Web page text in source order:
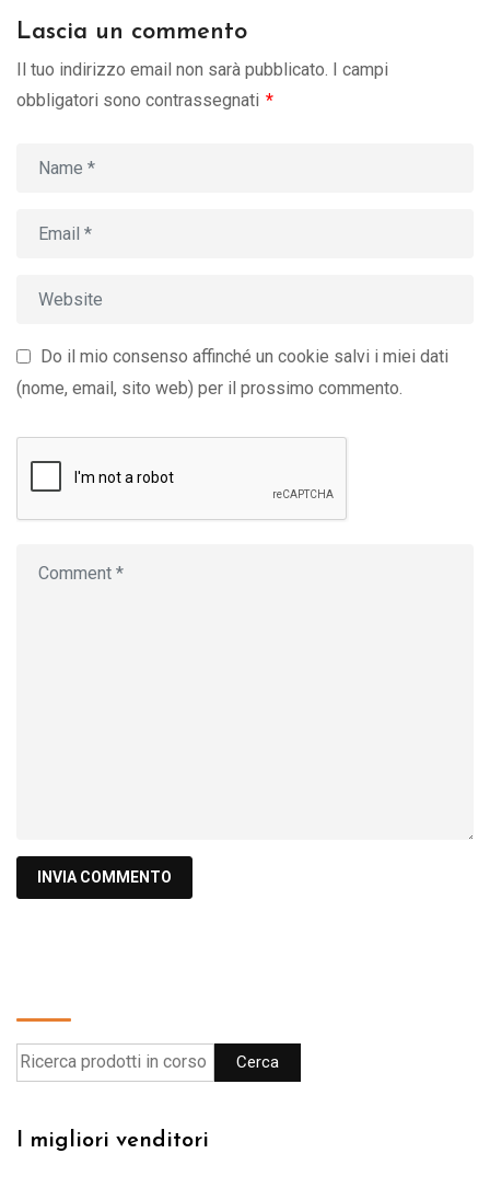
Lascia un commento
Il tuo indirizzo email non sarà pubblicato. I campi
obbligatori sono contrassegnati *
Do il mio consenso affinché un cookie salvi i miei dati
(nome, email, sito web) per il prossimo commento.
Cerca
I migliori venditori